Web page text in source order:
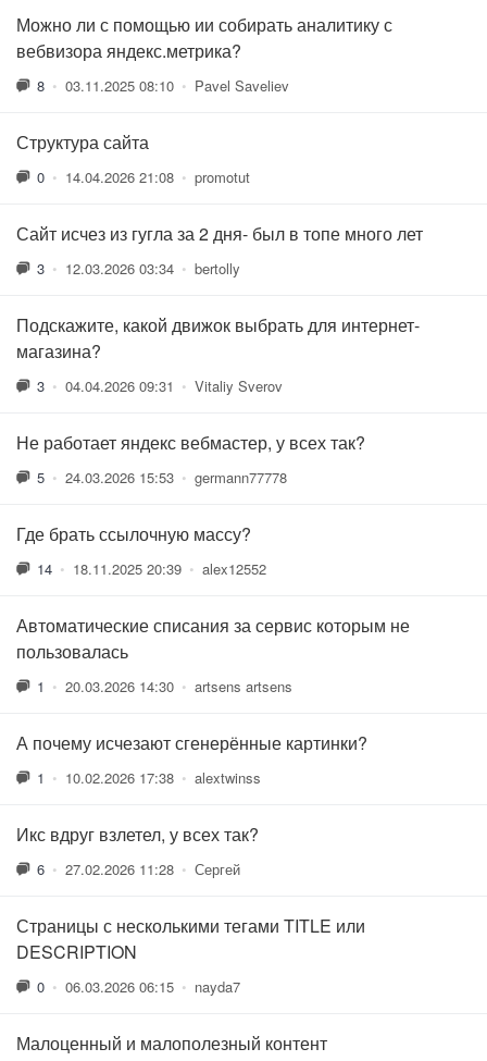
Можно ли с помощью ии собирать аналитику с
вебвизора яндекс.метрика?
8 • 03.11.2025 08:10 • Pavel Saveliev
Структура сайта
0 • 14.04.2026 21:08 • promotut
Сайт исчез из гугла за 2 дня- был в топе много лет
3 • 12.03.2026 03:34 • bertolly
Подскажите, какой движок выбрать для интернет-
магазина?
3 • 04.04.2026 09:31 • Vitaliy Sverov
Не работает яндекс вебмастер, у всех так?
5 • 24.03.2026 15:53 • germann77778
Где брать ссылочную массу?
14 • 18.11.2025 20:39 • alex12552
Автоматические списания за сервис которым не
пользовалась
1 • 20.03.2026 14:30 • artsens artsens
А почему исчезают сгенерённые картинки?
1 • 10.02.2026 17:38 • alextwinss
Икс вдруг взлетел, у всех так?
6 • 27.02.2026 11:28 • Сергей
Страницы с несколькими тегами TITLE или
DESCRIPTION
0 • 06.03.2026 06:15 • nayda7
Малоценный и малополезный контент